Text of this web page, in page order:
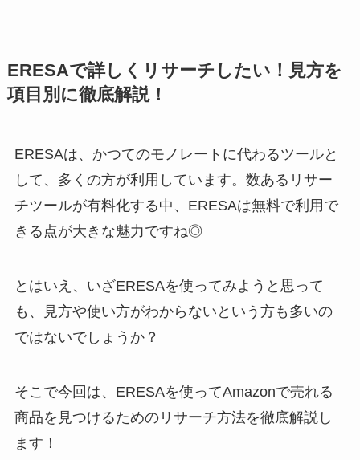
ERESAで詳しくリサーチしたい！見方を
項目別に徹底解説！
ERESAは、かつてのモノレートに代わるツールと
して、多くの方が利用しています。数あるリサー
チツールが有料化する中、ERESAは無料で利用で
きる点が大きな魅力ですね◎
とはいえ、いざERESAを使ってみようと思って
も、見方や使い方がわからないという方も多いの
ではないでしょうか？
そこで今回は、ERESAを使ってAmazonで売れる
商品を見つけるためのリサーチ方法を徹底解説し
ます！